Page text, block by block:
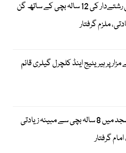
لاہور؛ قریبی رشتےدار کی 12 سالہ بچی کے ساتھ گن
ملزم گرفتار
پر ہیریٹیج اینڈ کلچرل گیلری قائم
علی پور: مسجد میں 8 سالہ بچی سے مبینہ زیادتی
گرفتار